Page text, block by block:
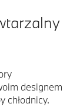
designem
chłodnicy.